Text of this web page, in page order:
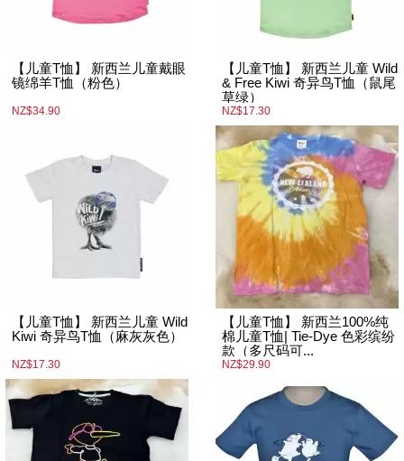
【儿童T恤】 新西兰儿童戴眼
镜绵羊T恤（粉色）
NZ$34.90
【儿童T恤】 新西兰儿童 Wild
& Free Kiwi 奇异鸟T恤（鼠尾
草绿）
NZ$17.30
【儿童T恤】 新西兰儿童 Wild
Kiwi 奇异鸟T恤（麻灰灰色）
NZ$17.30
【儿童T恤】 新西兰100%纯
棉儿童T恤| Tie-Dye 色彩缤纷
款（多尺码可...
NZ$29.90